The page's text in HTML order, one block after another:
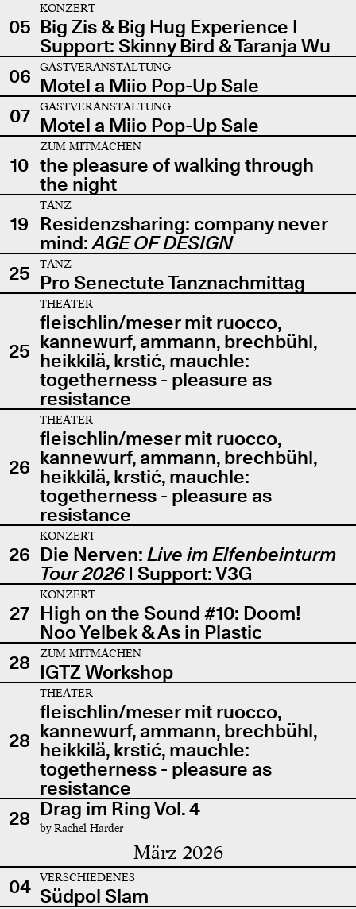
05
KONZERT
Big Zis & Big Hug Experience |
Support: Skinny Bird & Taranja Wu
06
GASTVERANSTALTUNG
Motel a Miio Pop-Up Sale
07
GASTVERANSTALTUNG
Motel a Miio Pop-Up Sale
10
ZUM MITMACHEN
the pleasure of walking through
the night
19
TANZ
Residenzsharing: company never
mind:AGE OF DESIGN
25
TANZ
Pro Senectute Tanznachmittag
25
THEATER
fleischlin/meser mit ruocco,
kannewurf, ammann, brechbühl,
heikkilä, krstić, mauchle:
togetherness - pleasure as
resistance
26
THEATER
fleischlin/meser mit ruocco,
kannewurf, ammann, brechbühl,
heikkilä, krstić, mauchle:
togetherness - pleasure as
resistance
26
KONZERT
Die Nerven: Live im Elfenbeinturm
Tour 2026| Support: V3G
27
KONZERT
High on the Sound #10: Doom!
Noo Yelbek & As in Plastic
28
ZUM MITMACHEN
IGTZ Workshop
28
THEATER
fleischlin/meser mit ruocco,
kannewurf, ammann, brechbühl,
heikkilä, krstić, mauchle:
togetherness - pleasure as
resistance
28 Drag im Ring Vol. 4
by Rachel Harder
März 2026
04 VERSCHIEDENES
Südpol Slam